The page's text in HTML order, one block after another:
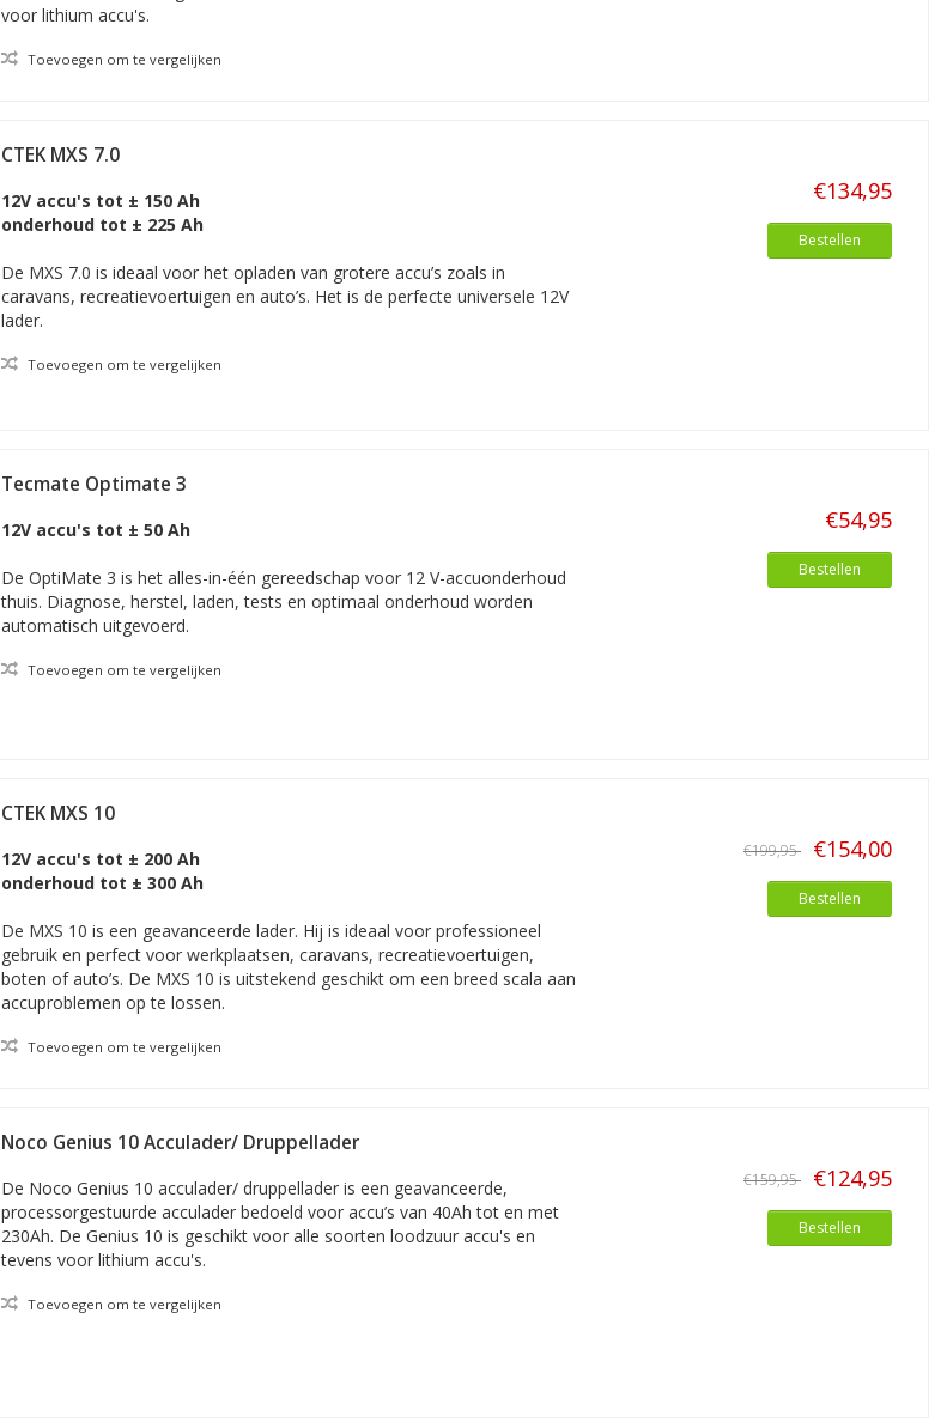
voor lithium accu's.
Toevoegen om te vergelijken
CTEK MXS 7.0
12V accu's tot ± 150 Ah
onderhoud tot ± 225 Ah
De MXS 7.0 is ideaal voor het opladen van grotere accu’s zoals in
caravans, recreatievoertuigen en auto’s. Het is de perfecte universele 12V
lader.
Toevoegen om te vergelijken
€134,95
Bestellen
Tecmate Optimate 3
12V accu's tot ± 50 Ah
De OptiMate 3 is het alles-in-één gereedschap voor 12 V-accuonderhoud
thuis. Diagnose, herstel, laden, tests en optimaal onderhoud worden
automatisch uitgevoerd.
Toevoegen om te vergelijken
€54,95
Bestellen
CTEK MXS 10
12V accu's tot ± 200 Ah
onderhoud tot ± 300 Ah
De MXS 10 is een geavanceerde lader. Hij is ideaal voor professioneel
gebruik en perfect voor werkplaatsen, caravans, recreatievoertuigen,
boten of auto’s. De MXS 10 is uitstekend geschikt om een breed scala aan
accuproblemen op te lossen.
Toevoegen om te vergelijken
€199,95 €154,00
Bestellen
Noco Genius 10 Acculader/ Druppellader
De Noco Genius 10 acculader/ druppellader is een geavanceerde,
processorgestuurde acculader bedoeld voor accu’s van 40Ah tot en met
230Ah. De Genius 10 is geschikt voor alle soorten loodzuur accu's en
tevens voor lithium accu's.
Toevoegen om te vergelijken
€159,95 €124,95
Bestellen